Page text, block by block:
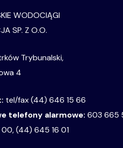
WODOCIĄGI
SP. Z O.O.
Trybunalski,
4
tel/fax (44) 646 15 66
telefony alarmowe: 603 665
(44) 645 16 01